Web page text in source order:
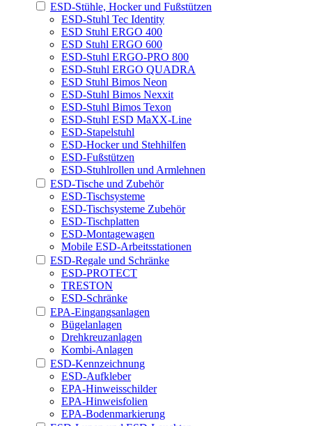
ESD-Stühle, Hocker und Fußstützen
ESD-Stuhl Tec Identity
ESD Stuhl ERGO 400
ESD Stuhl ERGO 600
ESD-Stuhl ERGO-PRO 800
ESD-Stuhl ERGO QUADRA
ESD Stuhl Bimos Neon
ESD-Stuhl Bimos Nexxit
ESD-Stuhl Bimos Texon
ESD-Stuhl ESD MaXX-Line
ESD-Stapelstuhl
ESD-Hocker und Stehhilfen
ESD-Fußstützen
ESD-Stuhlrollen und Armlehnen
ESD-Tische und Zubehör
ESD-Tischsysteme
ESD-Tischsysteme Zubehör
ESD-Tischplatten
ESD-Montagewagen
Mobile ESD-Arbeitsstationen
ESD-Regale und Schränke
ESD-PROTECT
TRESTON
ESD-Schränke
EPA-Eingangsanlagen
Bügelanlagen
Drehkreuzanlagen
Kombi-Anlagen
ESD-Kennzeichnung
ESD-Aufkleber
EPA-Hinweisschilder
EPA-Hinweisfolien
EPA-Bodenmarkierung